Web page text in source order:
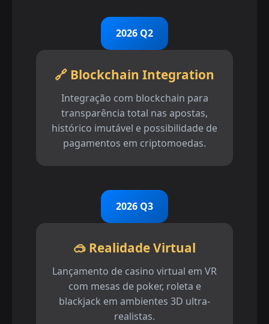
2026 Q2
🔗 Blockchain Integration
Integração com blockchain para
transparência total nas apostas,
histórico imutável e possibilidade de
pagamentos em criptomoedas.
2026 Q3
🥽 Realidade Virtual
Lançamento de casino virtual em VR
com mesas de poker, roleta e
blackjack em ambientes 3D ultra-
realistas.